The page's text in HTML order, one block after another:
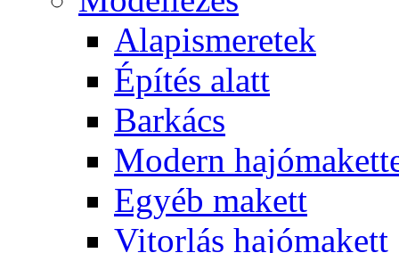
Alapismeretek
Építés alatt
Barkács
Modern
Egyéb makett
Vitorlás hajómakett